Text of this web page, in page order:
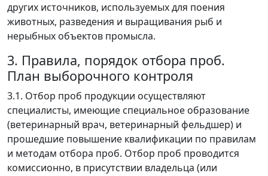
других источников, используемых для поения
животных, разведения и выращивания рыб и
нерыбных объектов промысла.
3. Правила, порядок отбора проб.
План выборочного контроля
3.1. Отбор проб продукции осуществляют
специалисты, имеющие специальное образование
(ветеринарный врач, ветеринарный фельдшер) и
прошедшие повышение квалификации по правилам
и методам отбора проб. Отбор проб проводится
комиссионно, в присутствии владельца (или